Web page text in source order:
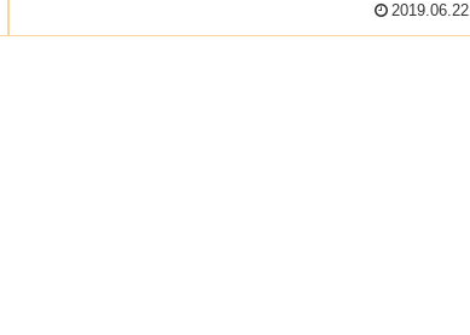
2019.06.22